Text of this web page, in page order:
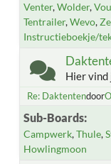
Venter Wolder
Tentrailer Wevo
Instructieboekje/
Hier
Re: Daktentendoor
Sub-Boards
Campwerk Thule
Howlingmoon